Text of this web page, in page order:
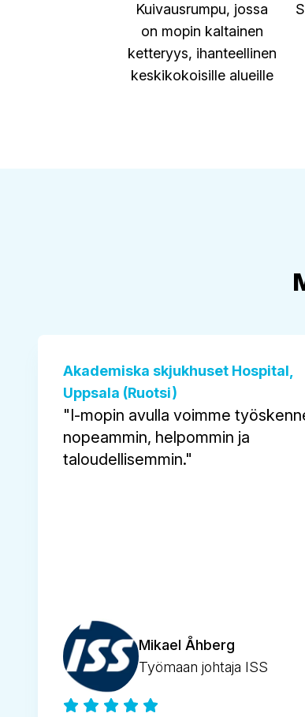
Kuivausrumpu, jossa
on mopin kaltainen
ketteryys, ihanteellinen
keskikokoisille alueille
Akademiska skjukhuset Hospital,
Uppsala (Ruotsi)
"I-mopin avulla voimme
nopeammin, helpommin ja
taloudellisemmin."
Mikael Åhberg
Työmaan johtaja ISS